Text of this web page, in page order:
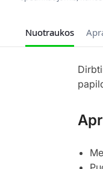
Nuotraukos